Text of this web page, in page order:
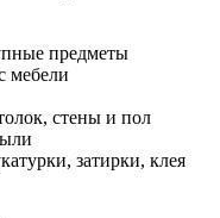
предметы
мебели
стены и пол
затирки, клея